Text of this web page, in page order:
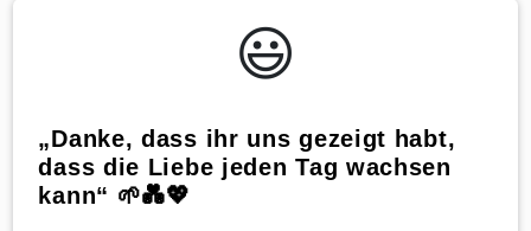
😃️
„Danke, dass ihr uns gezeigt habt,
dass die Liebe jeden Tag wachsen
kann“ 🌱💑💖